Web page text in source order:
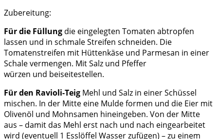
Zubereitung:
Für die Füllung die eingelegten Tomaten abtropfen
lassen und in schmale Streifen schneiden. Die
Tomatenstreifen mit Hüttenkäse und Parmesan in einer
Schale vermengen. Mit Salz und Pfeffer
würzen und beiseitestellen.
Für den Ravioli-Teig Mehl und Salz in einer Schüssel
mischen. In der Mitte eine Mulde formen und die Eier mit
Olivenöl und Mohnsamen hineingeben. Von der Mitte
aus – damit das Mehl erst nach und nach eingearbeitet
wird (eventuell 1 Esslöffel Wasser zufügen) – zu einem